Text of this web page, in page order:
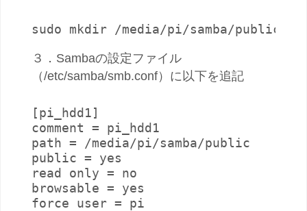
sudo mkdir /media/pi/samba/public
３．Sambaの設定ファイル
（/etc/samba/smb.conf）に以下を追記
[pi_hdd1]
comment = pi_hdd1
path = /media/pi/samba/public
public = yes
read only = no
browsable = yes
force user = pi